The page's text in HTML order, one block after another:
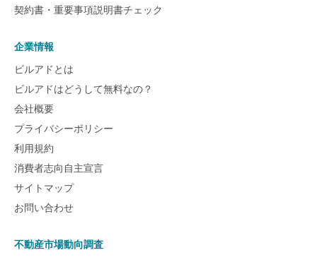
契約書・重要事項説明書チェック
企業情報
ビルアドとは
ビルアドはどうして無料なの？
会社概要
プライバシーポリシー
利用規約
消費者志向自主宣言
サイトマップ
お問い合わせ
不動産市場動向調査